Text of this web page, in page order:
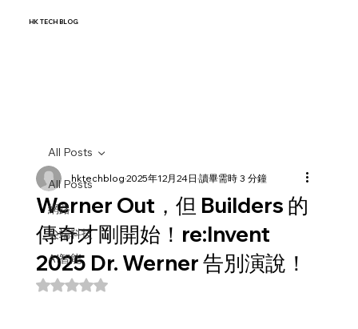
HK TECH BLOG
All Posts
網路
尖端科技
AI智能
All Posts
Werner Out，但 Builders 的
傳奇才剛開始！re:Invent
2025 Dr. Werner 告別演說！
hktechblog2025年12月24日 讀畢需時 3 分鐘
評等為 NaN（最高為 5 顆星）。